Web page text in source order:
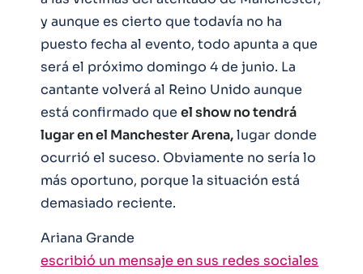
y aunque es cierto que todavía no ha
puesto fecha al evento, todo apunta a que
será el próximo domingo 4 de junio. La
cantante volverá al Reino Unido aunque
está confirmado que el show no tendrá
lugar en el Manchester Arena,lugar donde
ocurrió el suceso. Obviamente no sería lo
más oportuno, porque la situación está
demasiado reciente.
Ariana Grande
escribió un mensaje en sus redes sociales